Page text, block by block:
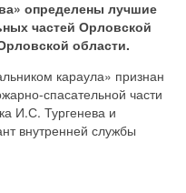
определены лучшие
частей Орловской
области.
караула» признан
спасательной части
И.С. Тургенева и
внутренней службы